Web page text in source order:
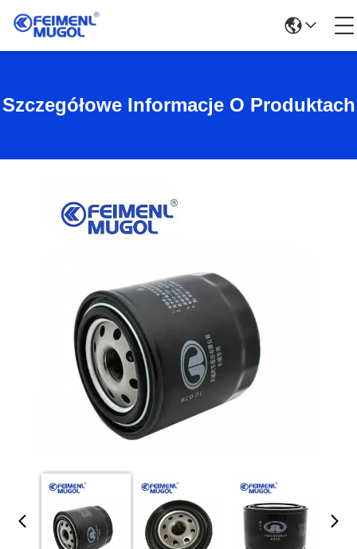
Szczegółowe Informacje O Produktach